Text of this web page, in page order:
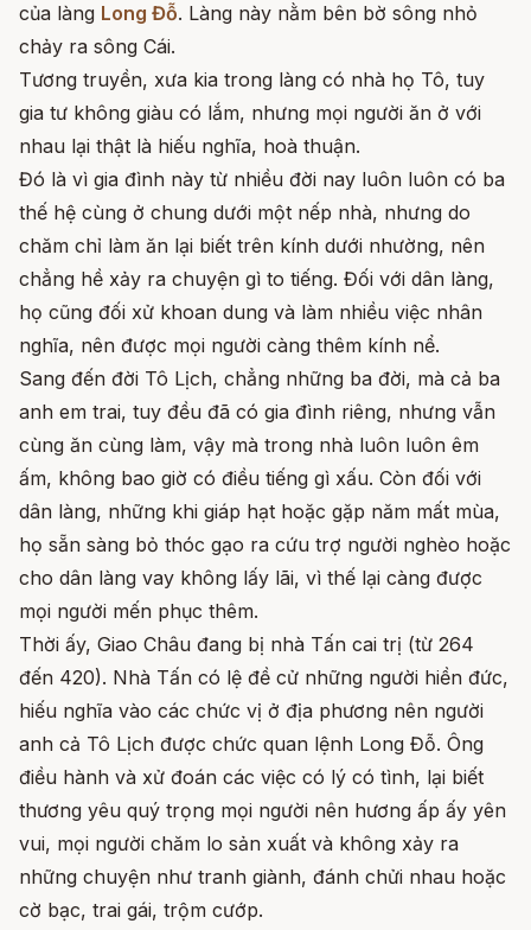
của làng Long Đỗ. Làng này nằm bên bờ sông nhỏ
chảy ra sông Cái.
Tương truyền, xưa kia trong làng có nhà họ Tô, tuy
gia tư không giàu có lắm, nhưng mọi người ăn ở với
nhau lại thật là hiếu nghĩa, hoà thuận.
Đó là vì gia đình này từ nhiều đời nay luôn luôn có ba
thế hệ cùng ở chung dưới một nếp nhà, nhưng do
chăm chỉ làm ăn lại biết trên kính dưới nhường, nên
chẳng hề xảy ra chuyện gì to tiếng. Đối với dân làng,
họ cũng đối xử khoan dung và làm nhiều việc nhân
nghĩa, nên được mọi người càng thêm kính nể.
Sang đến đời Tô Lịch, chẳng những ba đời, mà cả ba
anh em trai, tuy đều đã có gia đình riêng, nhưng vẫn
cùng ăn cùng làm, vậy mà trong nhà luôn luôn êm
ấm, không bao giờ có điều tiếng gì xấu. Còn đối với
dân làng, những khi giáp hạt hoặc gặp năm mất mùa,
họ sẵn sàng bỏ thóc gạo ra cứu trợ người nghèo hoặc
cho dân làng vay không lấy lãi, vì thế lại càng được
mọi người mến phục thêm.
Thời ấy, Giao Châu đang bị nhà Tấn cai trị (từ 264
đến 420). Nhà Tấn có lệ đề cử những người hiền đức,
hiếu nghĩa vào các chức vị ở địa phương nên người
anh cả Tô Lịch được chức quan lệnh Long Đỗ. Ông
điều hành và xử đoán các việc có lý có tình, lại biết
thương yêu quý trọng mọi người nên hương ấp ấy yên
vui, mọi người chăm lo sản xuất và không xảy ra
những chuyện như tranh giành, đánh chửi nhau hoặc
cờ bạc, trai gái, trộm cướp.